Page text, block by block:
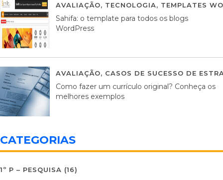
AVALIAÇÃO, TECNOLOGIA, TEMPLATES
Sahifa: o template para todos os blogs
WordPress
AVALIAÇÃO, CASOS DE SUCESSO DE
Como fazer um currículo original? Conheça os
melhores exemplos
CATEGORIAS
1º P – PESQUISA (16)